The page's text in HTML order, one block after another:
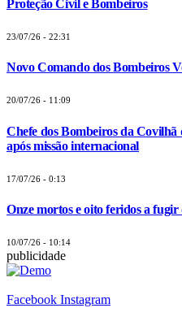
Proteção Civil e Bombeiros
23/07/26 - 22:31
Novo Comando dos Bombeiros
20/07/26 - 11:09
Chefe dos Bombeiros da
após missão internacional
17/07/26 - 0:13
Onze mortos e oito feridos a
10/07/26 - 10:14
publicidade
Facebook Instagram